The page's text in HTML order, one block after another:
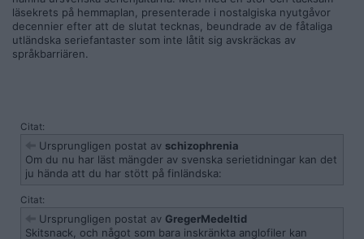
läsekrets på hemmaplan, presenterade i nostalgiska nyutgåvor
decennier efter att de slutat tecknas, beundrade av de fåtaliga
utländska seriefantaster som inte låtit sig avskräckas av
språkbarriären.
Citat:
Ursprungligen postat av schizophrenia
Om du nu har läst mängder av svenska serietidningar kan det
ju hända att du har stött på finländska:
Citat:
Ursprungligen postat av GregerMedeltid
Skitsnack, och något som bara inskränkta anglofiler kan